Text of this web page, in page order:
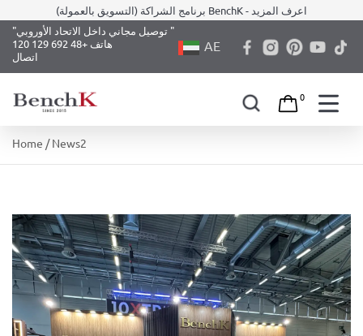
content
برنامج الشراكة (التسويق بالعمولة) BenchK - اعرف المزيد
"توصيل مجاني داخل الاتحاد الأوروبي "
هاتف +48 692 129 120
اتصال
AE
0
Home / News2